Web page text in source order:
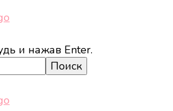
и кино, а также трендах,
спорте, стиле, отдыхе и
и нажав Enter.